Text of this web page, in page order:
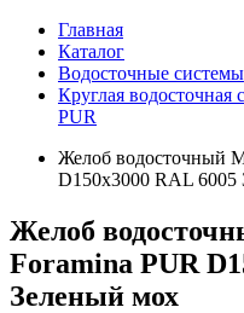
Главная
Каталог
Водосточные системы
Круглая водосточная
PUR
Желоб водосточный
D150х3000 RAL 6005
Желоб
Foramina PUR
Зеленый мох